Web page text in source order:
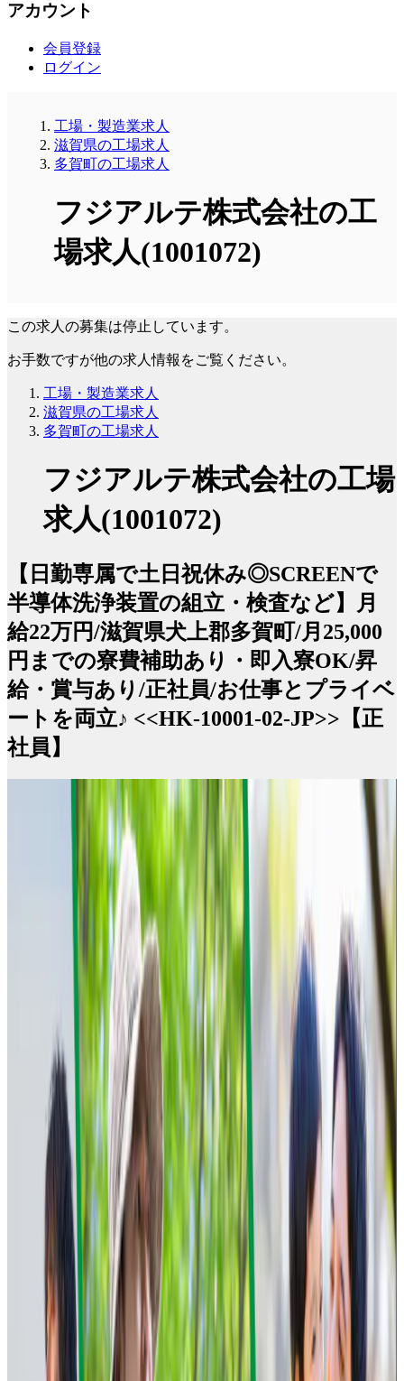
アカウント
会員登録
ログイン
工場・製造業求人
滋賀県の工場求人
多賀町の工場求人
フジアルテ株式会社の工
場求人(1001072)
この求人の募集は停止しています。
お手数ですが他の求人情報をご覧ください。
工場・製造業求人
滋賀県の工場求人
多賀町の工場求人
フジアルテ株式会社の工場
求人(1001072)
【日勤専属で土日祝休み◎SCREENで
半導体洗浄装置の組立・検査など】月
給22万円/滋賀県犬上郡多賀町/月25,000
円までの寮費補助あり・即入寮OK/昇
給・賞与あり/正社員/お仕事とプライベ
ートを両立♪ <<HK-10001-02-JP>>【正
社員】